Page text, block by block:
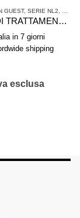
GUEST, SERIE NL2
GRUPPO DI TRATTAMENTO ARIA IN 2 PARTI AVENTICS SERIE NL4-ACD 0821300500
in 7 giorni
shipping
esclusa